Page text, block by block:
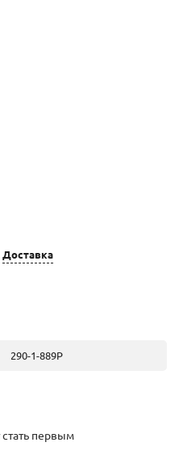
0
Доставка
290-1-889Р
первым